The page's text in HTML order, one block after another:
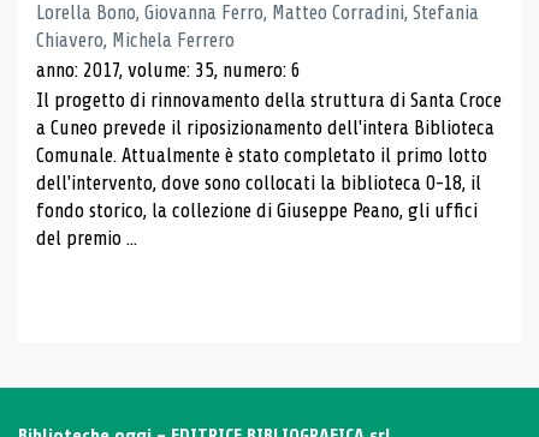
Lorella Bono, Giovanna Ferro, Matteo Corradini, Stefania
Chiavero, Michela Ferrero
anno: 2017, volume: 35, numero: 6
Il progetto di rinnovamento della struttura di Santa Croce
a Cuneo prevede il riposizionamento dell'intera Biblioteca
Comunale. Attualmente è stato completato il primo lotto
dell'intervento, dove sono collocati la biblioteca 0-18, il
fondo storico, la collezione di Giuseppe Peano, gli uffici
del premio ...